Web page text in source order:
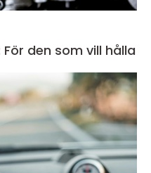
den som vill hålla